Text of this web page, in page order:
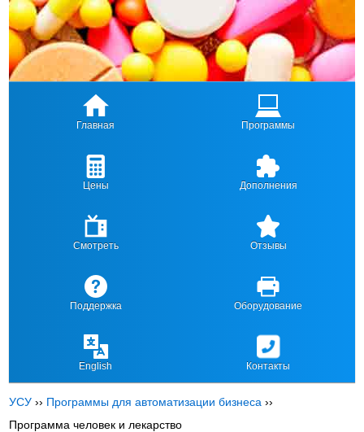
Главная Программы
Цены Дополнения
Смотреть Отзывы
Поддержка Оборудование
English Контакты
УСУ ›› Программы для автоматизации бизнеса ››
Программа человек и лекарство